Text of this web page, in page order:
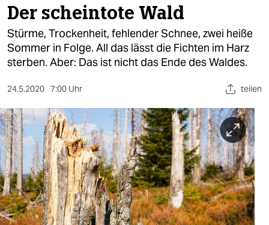
politik
öko
sport
berlin
nord
wahrheit
Der scheintote Wald
Stürme, Trockenheit, fehlender Schnee, zwei heiße
Sommer in Folge. All das lässt die Fichten im Harz
sterben. Aber: Das ist nicht das Ende des Waldes.
24.5.2020 7:00 Uhr teilen